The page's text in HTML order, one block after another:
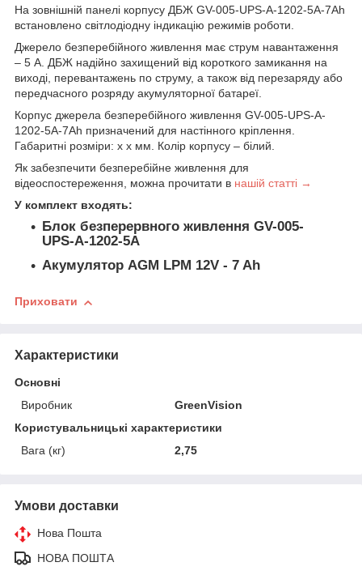
На зовнішній панелі корпусу ДБЖ GV-005-UPS-A-1202-5A-7Ah
встановлено світлодіодну індикацію режимів роботи.
Джерело безперебійного живлення має струм навантаження
– 5 А. ДБЖ надійно захищений від короткого замикання на
виході, перевантажень по струму, а також від перезаряду або
передчасного розряду акумуляторної батареї.
Корпус джерела безперебійного живлення GV-005-UPS-A-
1202-5A-7Ah призначений для настінного кріплення.
Габаритні розміри: x x мм. Колір корпусу – білий.
Як забезпечити безперебійне живлення для
відеоспостереження, можна прочитати в нашій статті →
У комплект входять:
Блок безперервного живлення GV-005-
UPS-A-1202-5A
Акумулятор AGM LPM 12V - 7 Ah
Приховати
Характеристики
Основні
Виробник
GreenVision
Користувальницькі характеристики
Вага (кг)
2,75
Умови доставки
Нова Пошта
НОВА ПОШТА